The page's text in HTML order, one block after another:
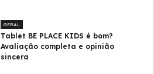
GERAL
Tablet BE PLACE KIDS é bom?
Avaliação completa e opinião
sincera